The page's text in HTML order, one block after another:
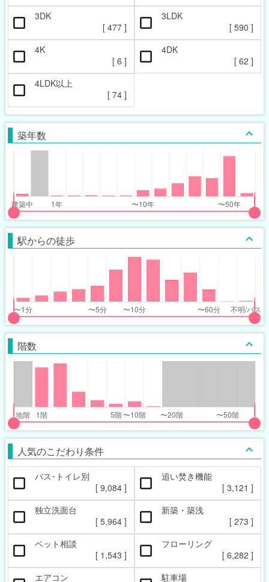
3DK
[ 477 ]
3LDK
[ 590 ]
4K
[ 6 ]
4DK
[ 62 ]
4LDK以上
[ 74 ]
築年数
駅からの徒歩
階数
人気のこだわり条件
バス･トイレ別
[ 9,084 ]
追い焚き機能
[ 3,121 ]
独立洗面台
[ 5,964 ]
新築・築浅
[ 273 ]
ペット相談
[ 1,543 ]
フローリング
[ 6,282 ]
エアコン
駐車場